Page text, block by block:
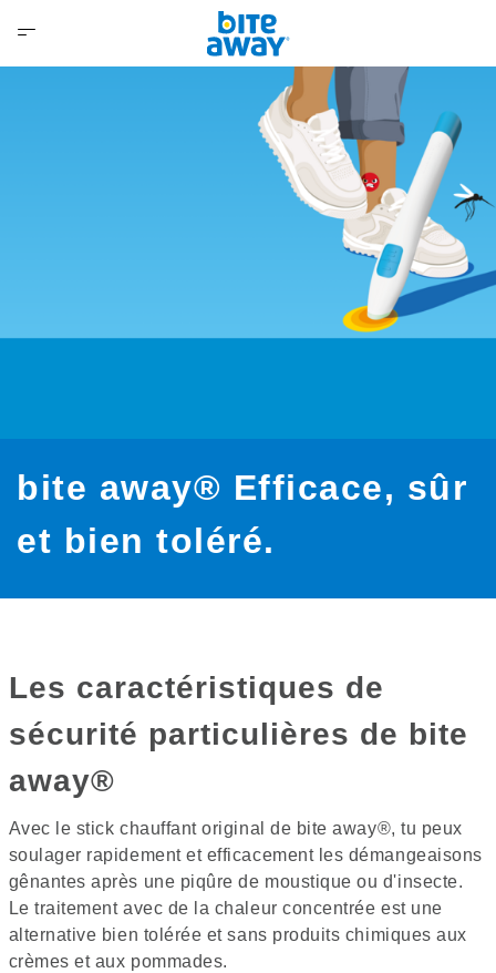
bite away® Efficace, sûr
et bien toléré.
Les caractéristiques de
sécurité particulières de bite
away®
Avec le stick chauffant original de bite away®, tu peux
soulager rapidement et efficacement les démangeaisons
gênantes après une piqûre de moustique ou d'insecte.
Le traitement avec de la chaleur concentrée est une
alternative bien tolérée et sans produits chimiques aux
crèmes et aux pommades.